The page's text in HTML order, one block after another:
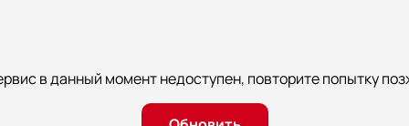
в данный момент недоступен, повторите попытку